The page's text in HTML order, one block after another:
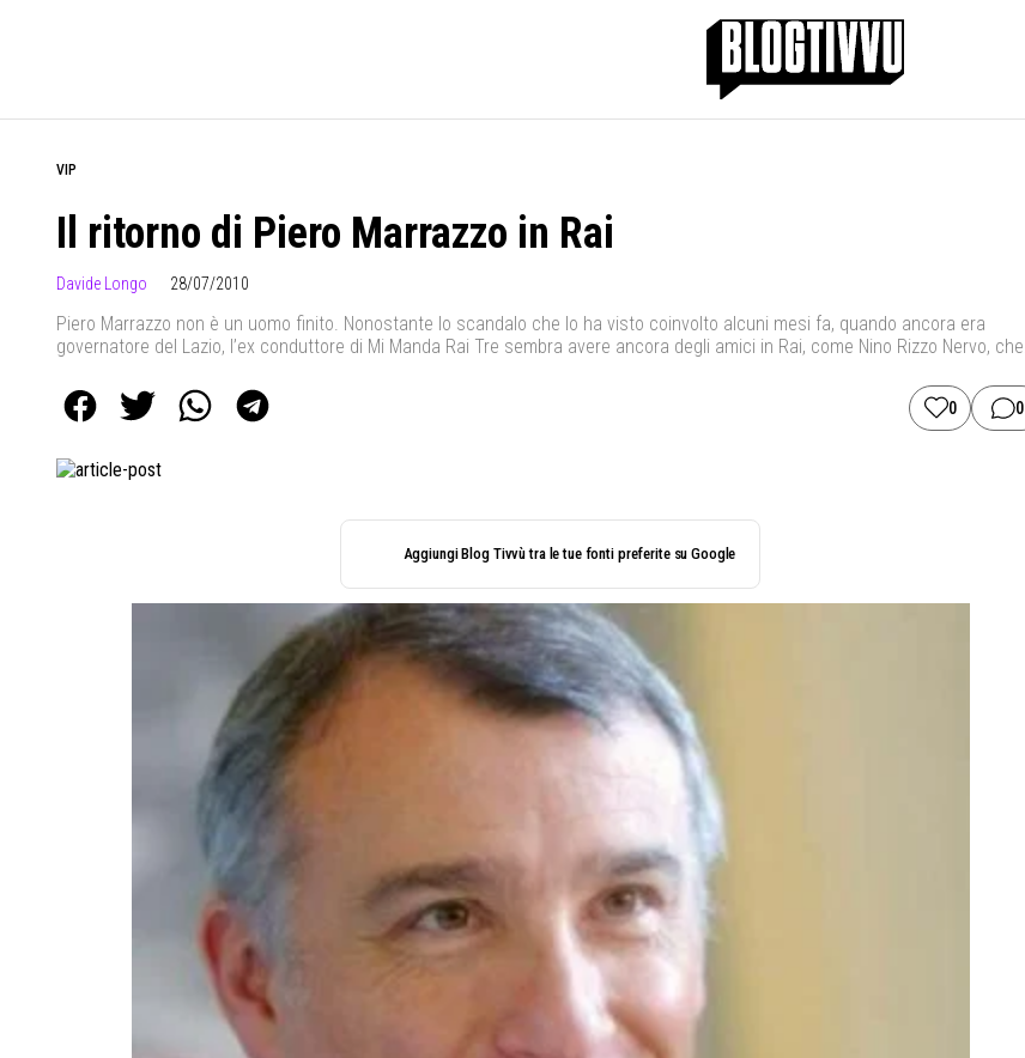
VIP
Il ritorno di Piero Marrazzo in Rai
Davide Longo 28/07/2010
Piero Marrazzo non è un uomo finito. Nonostante lo scandalo che lo ha visto coinvolto alcuni mesi fa, quando ancora era
governatore del Lazio, l’ex conduttore di Mi Manda Rai Tre sembra avere ancora degli amici in Rai, come Nino Rizzo Nervo, che
0 0
Aggiungi Blog Tivvù tra le tue fonti preferite su Google